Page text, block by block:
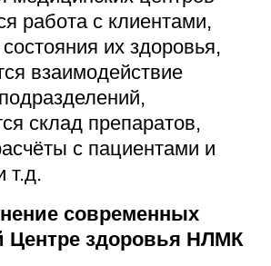
работа с клиентами,
их здоровья,
взаимодействие
склад препаратов,
с пациентами и
т.д.
современных
Центре здоровья НЛМК